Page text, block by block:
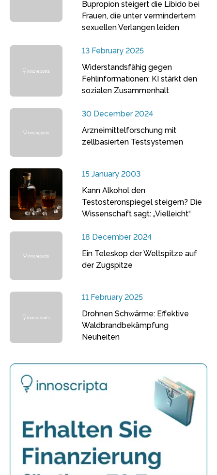
Bupropion steigert die Libido bei
Frauen, die unter vermindertem
sexuellen Verlangen leiden
13 February 2025
Widerstandsfähig gegen
Fehlinformationen: KI stärkt den
sozialen Zusammenhalt
30 December 2024
Arzneimittelforschung mit
zellbasierten Testsystemen
15 January 2003
Kann Alkohol den
Testosteronspiegel steigern? Die
Wissenschaft sagt: „Vielleicht“
18 December 2024
Ein Teleskop der Weltspitze auf
der Zugspitze
11 February 2025
Drohnen Schwärme: Effektive
Waldbrandbekämpfung
Neuheiten